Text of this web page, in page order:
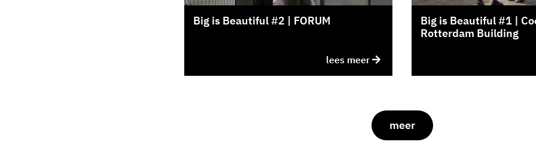
Big is Beautiful #2 | FORUM
lees meer
Big is Beautiful #1 |
Rotterdam Building
meer